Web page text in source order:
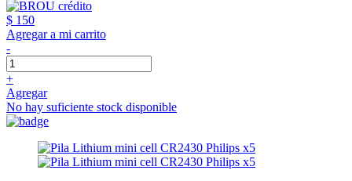
$ 150
Agregar a mi carrito
-
+
Agregar
No hay suficiente stock disponible